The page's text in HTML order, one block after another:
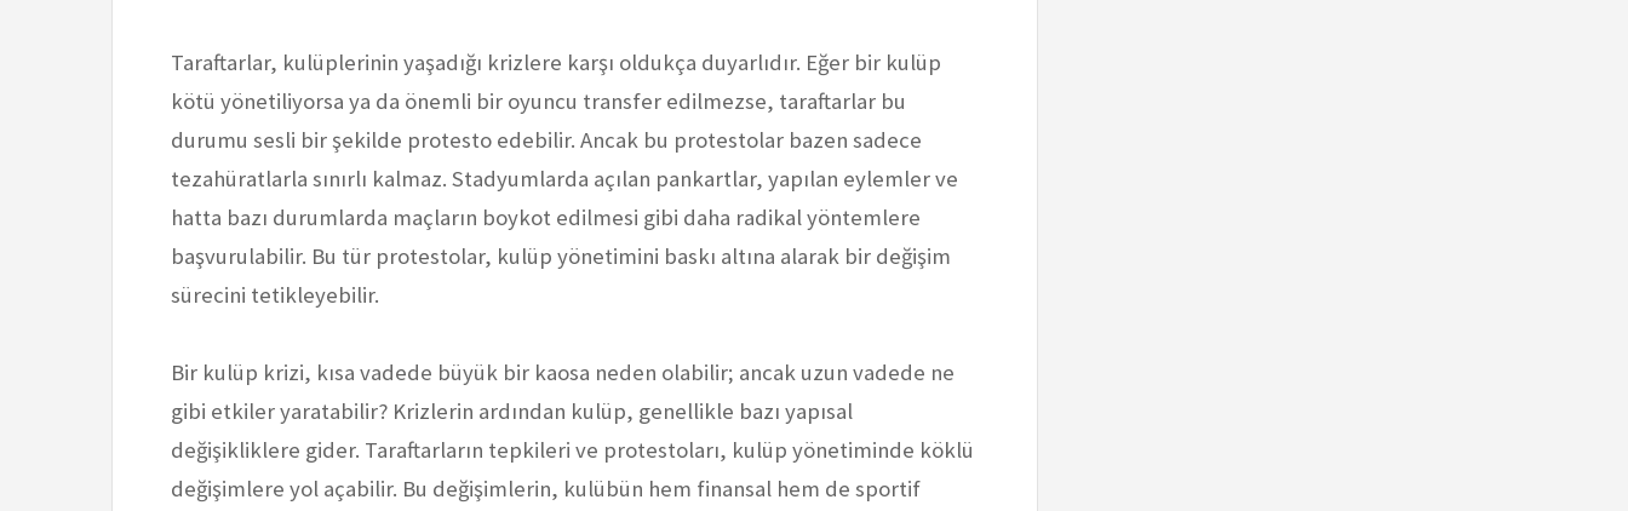
Taraftarlar, kulüplerinin yaşadığı krizlere karşı oldukça duyarlıdır. Eğer bir kulüp
kötü yönetiliyorsa ya da önemli bir oyuncu transfer edilmezse, taraftarlar bu
durumu sesli bir şekilde protesto edebilir. Ancak bu protestolar bazen sadece
tezahüratlarla sınırlı kalmaz. Stadyumlarda açılan pankartlar, yapılan eylemler ve
hatta bazı durumlarda maçların boykot edilmesi gibi daha radikal yöntemlere
başvurulabilir. Bu tür protestolar, kulüp yönetimini baskı altına alarak bir değişim
sürecini tetikleyebilir.
Bir kulüp krizi, kısa vadede büyük bir kaosa neden olabilir; ancak uzun vadede ne
gibi etkiler yaratabilir? Krizlerin ardından kulüp, genellikle bazı yapısal
değişikliklere gider. Taraftarların tepkileri ve protestoları, kulüp yönetiminde köklü
değişimlere yol açabilir. Bu değişimlerin, kulübün hem finansal hem de sportif